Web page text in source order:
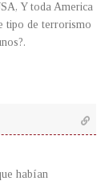
Y toda America
tipo de terrorismo
habían